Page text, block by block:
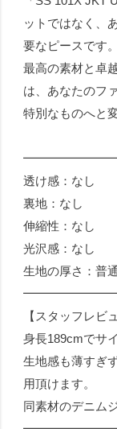
ットではなく、
要なピースです。
最高の素材と卓
は、あなたのフ
特別なものへと
透け感：なし
裏地：なし
伸縮性：なし
光沢感：なし
生地の厚さ：普通
【スタッフレビ
身長189cmでサ
生地感も薄すぎ
用頂けます。
同素材のデニム